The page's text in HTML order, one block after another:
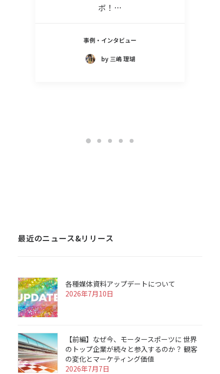
ボ！…
事例・インタビュー
by 三嶋 理瑚
最近のニュース&リリース
各種媒体資料アップデートについて
2026年7月10日
【前編】なぜ今、モータースポーツに 世界
のトップ企業が続々と参入するのか？ 観客
の変化とマーケティング価値
2026年7月7日